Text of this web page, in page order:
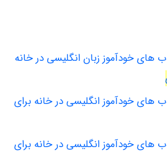
های خودآموز زبان انگلیسی در خانه
های خودآموز انگلیسی در خانه برای
های خودآموز انگلیسی در خانه برای